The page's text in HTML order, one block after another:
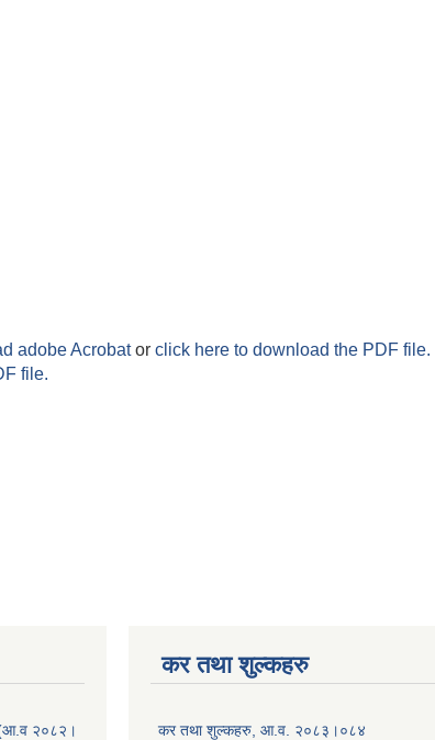
adobe Acrobator click here to download the PDF file.
file.
(आ.व २०८२।
कर तथा शुल्कहरु
कर तथा शुल्कहरु, आ.व. २०८३।०८४